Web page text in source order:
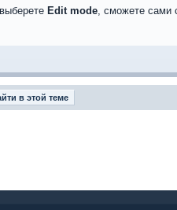
Edit mode, сможете сами